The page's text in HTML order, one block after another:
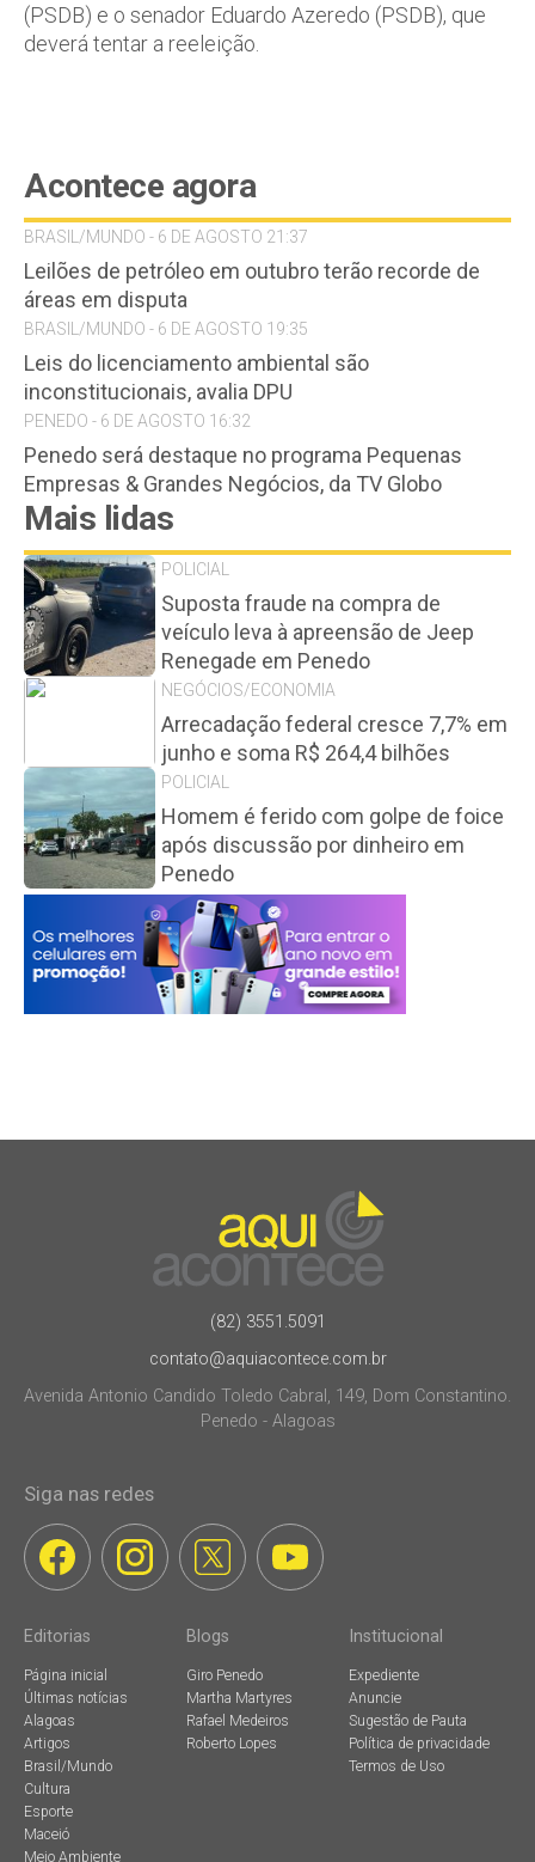
(PSDB) e o senador Eduardo Azeredo (PSDB), que
deverá tentar a reeleição.
Acontece agora
BRASIL/MUNDO - 6 DE AGOSTO 21:37
Leilões de petróleo em outubro terão recorde de
áreas em disputa
BRASIL/MUNDO - 6 DE AGOSTO 19:35
Leis do licenciamento ambiental são
inconstitucionais, avalia DPU
PENEDO - 6 DE AGOSTO 16:32
Penedo será destaque no programa Pequenas
Empresas & Grandes Negócios, da TV Globo
Mais lidas
POLICIAL
Suposta fraude na compra de
veículo leva à apreensão de Jeep
Renegade em Penedo
NEGÓCIOS/ECONOMIA
Arrecadação federal cresce 7,7% em
junho e soma R$ 264,4 bilhões
POLICIAL
Homem é ferido com golpe de foice
após discussão por dinheiro em
Penedo
(82) 3551.5091
contato@aquiacontece.com.br
Avenida Antonio Candido Toledo Cabral, 149, Dom Constantino.
Penedo - Alagoas
Siga nas redes
Editorias
Página inicial
Últimas notícias
Alagoas
Artigos
Brasil/Mundo
Cultura
Esporte
Maceió
Meio Ambiente
Blogs
Giro Penedo
Martha Martyres
Rafael Medeiros
Roberto Lopes
Institucional
Expediente
Anuncie
Sugestão de Pauta
Política de privacidade
Termos de Uso